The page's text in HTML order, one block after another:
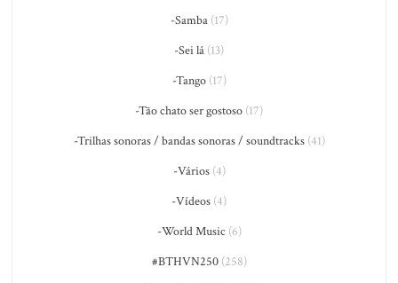
-Samba(17)
-Sei lá (13)
-Tango(17)
-Tão chato ser gostoso (17)
-Trilhas sonoras / bandas sonoras / soundtracks(41)
-Vários(4)
-Vídeos (4)
-World Music (6)
#BTHVN250(258)